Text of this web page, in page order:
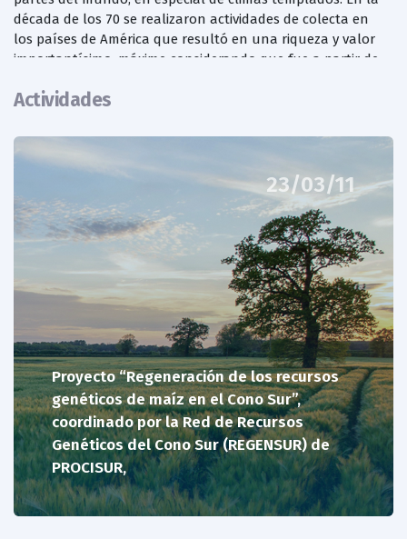
década de los 70 se realizaron actividades de colecta en
los países de América que resultó en una riqueza y valor
importantísimo, máxime considerando que fue a partir de
producción de maíz una gran proporción de cultivares
La regeneración de las colecciones ha sido siempre
una actividad fundamental para los Programas
Nacionales de Recursos Genéticos de los países del
Cono Sur.
Actividades
23/03/11
Proyecto “Regeneración de los recursos
genéticos de maíz en el Cono Sur”,
coordinado por la Red de Recursos
Genéticos del Cono Sur (REGENSUR) de
PROCISUR,